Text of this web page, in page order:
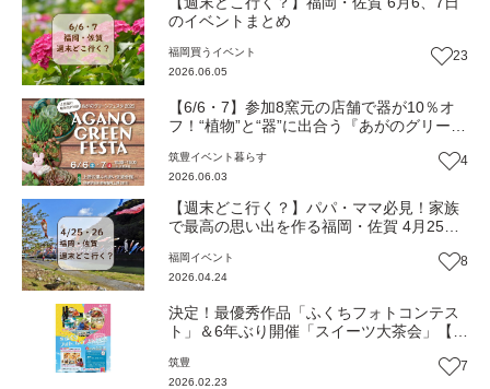
のイベントまとめ
福岡 買う イベント
2026.06.05
23
【6/6・7】参加8窯元の店舗で器が10％オ
フ！“植物”と“器”に出合う『あがのグリーン
ト】
筑豊イベント暮らす
2026.06.03
4
【週末どこ行く？】パパ・ママ必見！家族
で最高の思い出を作る福岡・佐賀 4月25・
福岡 イベント
2026.04.24
8
決定！最優秀作品「ふくちフォトコンテス
ト」＆6年ぶり開催「スイーツ大茶会」【ふ
筑豊
2026.02.23
7